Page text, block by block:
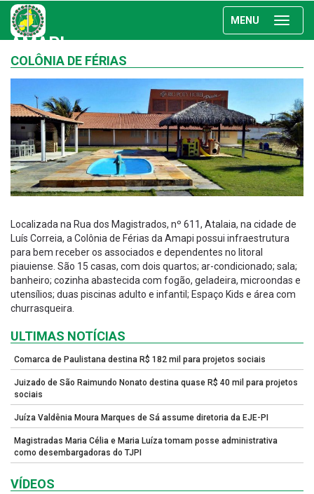
MENU
AMAPI
COLÔNIA DE FÉRIAS
Localizada na Rua dos Magistrados, nº 611, Atalaia, na cidade de
Luís Correia, a Colônia de Férias da Amapi possui infraestrutura
para bem receber os associados e dependentes no litoral
piauiense. São 15 casas, com dois quartos; ar-condicionado; sala;
banheiro; cozinha abastecida com fogão, geladeira, microondas e
utensílios; duas piscinas adulto e infantil; Espaço Kids e área com
churrasqueira.
ULTIMAS NOTÍCIAS
Comarca de Paulistana destina R$ 182 mil para projetos sociais
Juizado de São Raimundo Nonato destina quase R$ 40 mil para projetos
sociais
Juíza Valdênia Moura Marques de Sá assume diretoria da EJE-PI
Magistradas Maria Célia e Maria Luíza tomam posse administrativa
como desembargadoras do TJPI
VÍDEOS